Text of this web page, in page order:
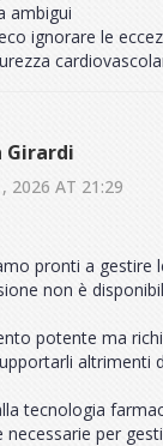
ambigui
ignorare le
Girardi
2026 AT 21:29
pronti a gestire
non è
potente ma
altrimenti
tecnologia
per